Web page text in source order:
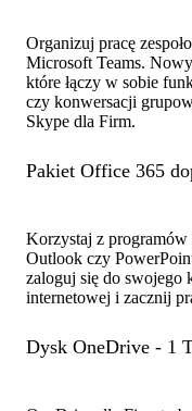
Organizuj pracę
Microsoft Teams.
które łączy w sobie
czy konwersacji
Skype dla Firm.
Pakiet Office 365
Korzystaj z
Outlook czy
zaloguj się do swojego
internetowej i zacznij
Dysk OneDrive - 1